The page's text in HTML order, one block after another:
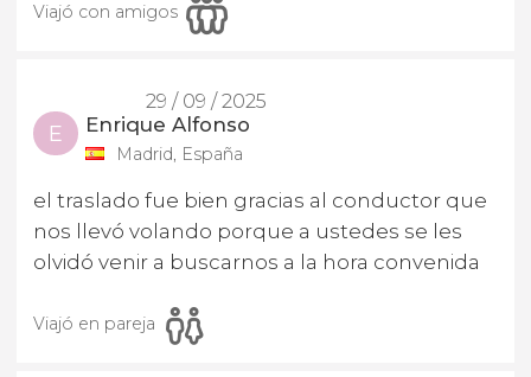
Viajó con amigos
29 / 09 / 2025
E Enrique Alfonso
Madrid, España
el traslado fue bien gracias al conductor que
nos llevó volando porque a ustedes se les
olvidó venir a buscarnos a la hora convenida
Viajó en pareja